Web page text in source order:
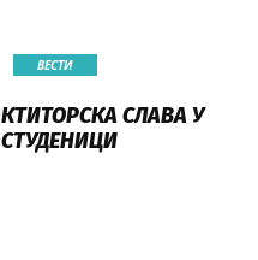
ВЕСТИ
КТИТОРСКА СЛАВА У
СТУДЕНИЦИ